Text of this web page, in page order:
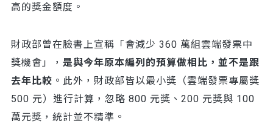
高的獎金額度。
財政部曾在臉書上宣稱「會減少 360 萬組雲端發票中
獎機會」， 是與今年原本編列的預算做相比，並不是跟
去年比較 。此外，財政部皆以最小獎（雲端發票專屬獎
500 元）進行計算，忽略 800 元獎、200 元獎與 100
萬元獎，統計並不精準。